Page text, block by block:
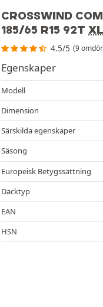
CROSSWIND
185/65 R15 92T XL
4.5/5 (9
Egenskaper
Modell
Dimension
Särskilda egenskaper
Säsong
Europeisk Betygssättning
Däcktyp
EAN
HSN